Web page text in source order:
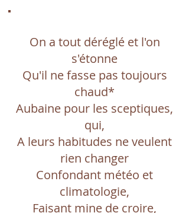
On a tout déréglé et l'on
s'étonne
Qu'il ne fasse pas toujours
chaud*
Aubaine pour les sceptiques,
qui,
A leurs habitudes ne veulent
rien changer
Confondant météo et
climatologie,
Faisant mine de croire,